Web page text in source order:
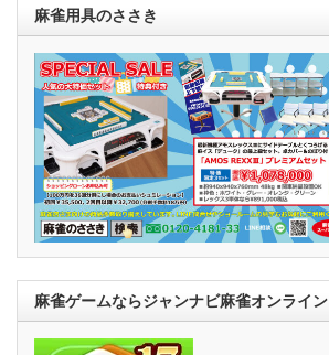
麻雀用具のささき
麻雀ゲームならジャンナビ麻雀オンライン